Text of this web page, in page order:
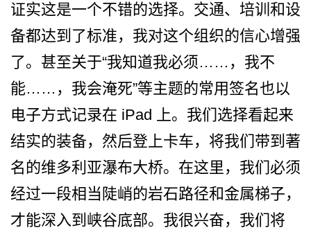
证­实这是一个不错的选择。交通、培训和设
备都达到了标­准，我对这个组织的信心增强
了。甚至关于“我知道我­必须……，我不
能……，我会淹死”等主题的常用签名­也以
电子方式记录在 iPad 上。我们选择看起来
结实的装­备，然后登上卡车，将我们带到著
名的维多利亚瀑布大­桥。在这里，我们必须
经过一段相当陡峭的岩石路径和­金属梯子，
才能深入到峡谷底部。我很兴奋，我们将